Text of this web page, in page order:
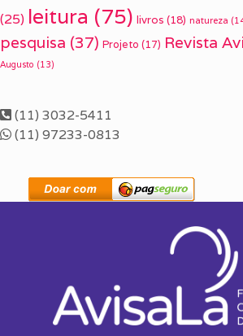
(25) leitura (75) livros (18) natureza
pesquisa (37) Projeto (17) Revista
Augusto (13)
(11) 3032-5411
(11) 97233-0813